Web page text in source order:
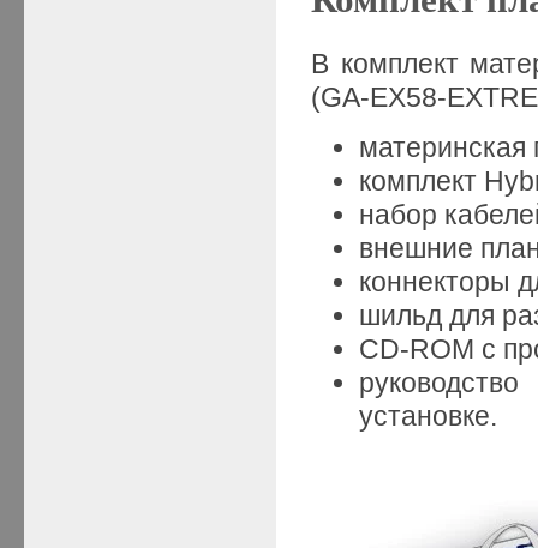
В комплект
(GA-EX58-
материнская
комплект
набор
внешние
коннекторы
шильд для
CD-ROM с
установке.